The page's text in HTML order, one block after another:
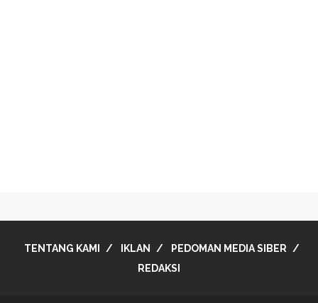
TENTANG KAMI IKLAN
PEDOMAN MEDIA SIBER
REDAKSI